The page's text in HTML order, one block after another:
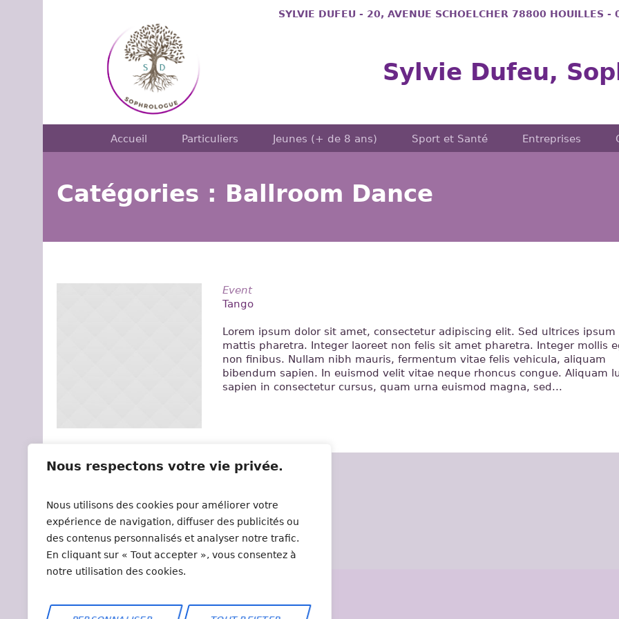
Nous respectons votre vie privée.
Nous utilisons des cookies pour améliorer votre
expérience de navigation, diffuser des publicités ou
des contenus personnalisés et analyser notre trafic.
En cliquant sur « Tout accepter », vous consentez à
notre utilisation des cookies.
SYLVIE DUFEU - 20, AVENUE SCHOELCHER 78800 HOUILLES
Sylvie Dufeu,
Accueil Particuliers Jeunes (+ de 8 ans) Sport et Santé Entreprises
Catégories : Ballroom Dance
Event
Tango
Lorem ipsum dolor sit amet, consectetur adipiscing elit. Sed ultrices ipsum
mattis pharetra. Integer laoreet non felis sit amet pharetra. Integer mollis
non finibus. Nullam nibh mauris, fermentum vitae felis vehicula, aliquam
bibendum sapien. In euismod velit vitae neque rhoncus congue. Aliquam
sapien in consectetur cursus, quam urna euismod magna, sed...